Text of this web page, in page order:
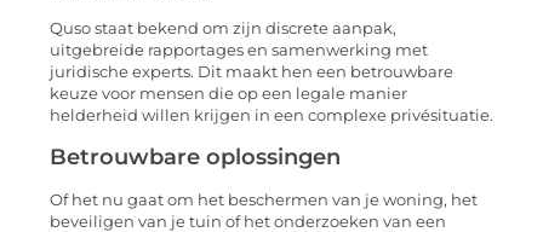
Quso staat bekend om zijn discrete aanpak,
uitgebreide rapportages en samenwerking met
juridische experts. Dit maakt hen een betrouwbare
keuze voor mensen die op een legale manier
helderheid willen krijgen in een complexe privésituatie.
Betrouwbare oplossingen
Of het nu gaat om het beschermen van je woning, het
beveiligen van je tuin of het onderzoeken van een